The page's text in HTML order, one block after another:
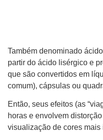
Também denominado
partir do ácido lisérgico e
que são convertidos em
comum), cápsulas ou
Então, seus efeitos (as
horas e envolvem
visualização de cores mais